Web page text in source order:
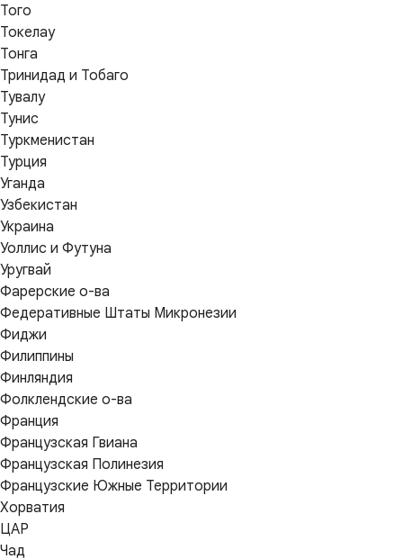
Того
Токелау
Тонга
Тринидад и Тобаго
Тувалу
Тунис
Туркменистан
Турция
Уганда
Узбекистан
Украина
Уоллис и Футуна
Уругвай
Фарерские о-ва
Федеративные Штаты Микронезии
Фиджи
Филиппины
Финляндия
Фолклендские о-ва
Франция
Французская Гвиана
Французская Полинезия
Французские Южные Территории
Хорватия
ЦАР
Чад